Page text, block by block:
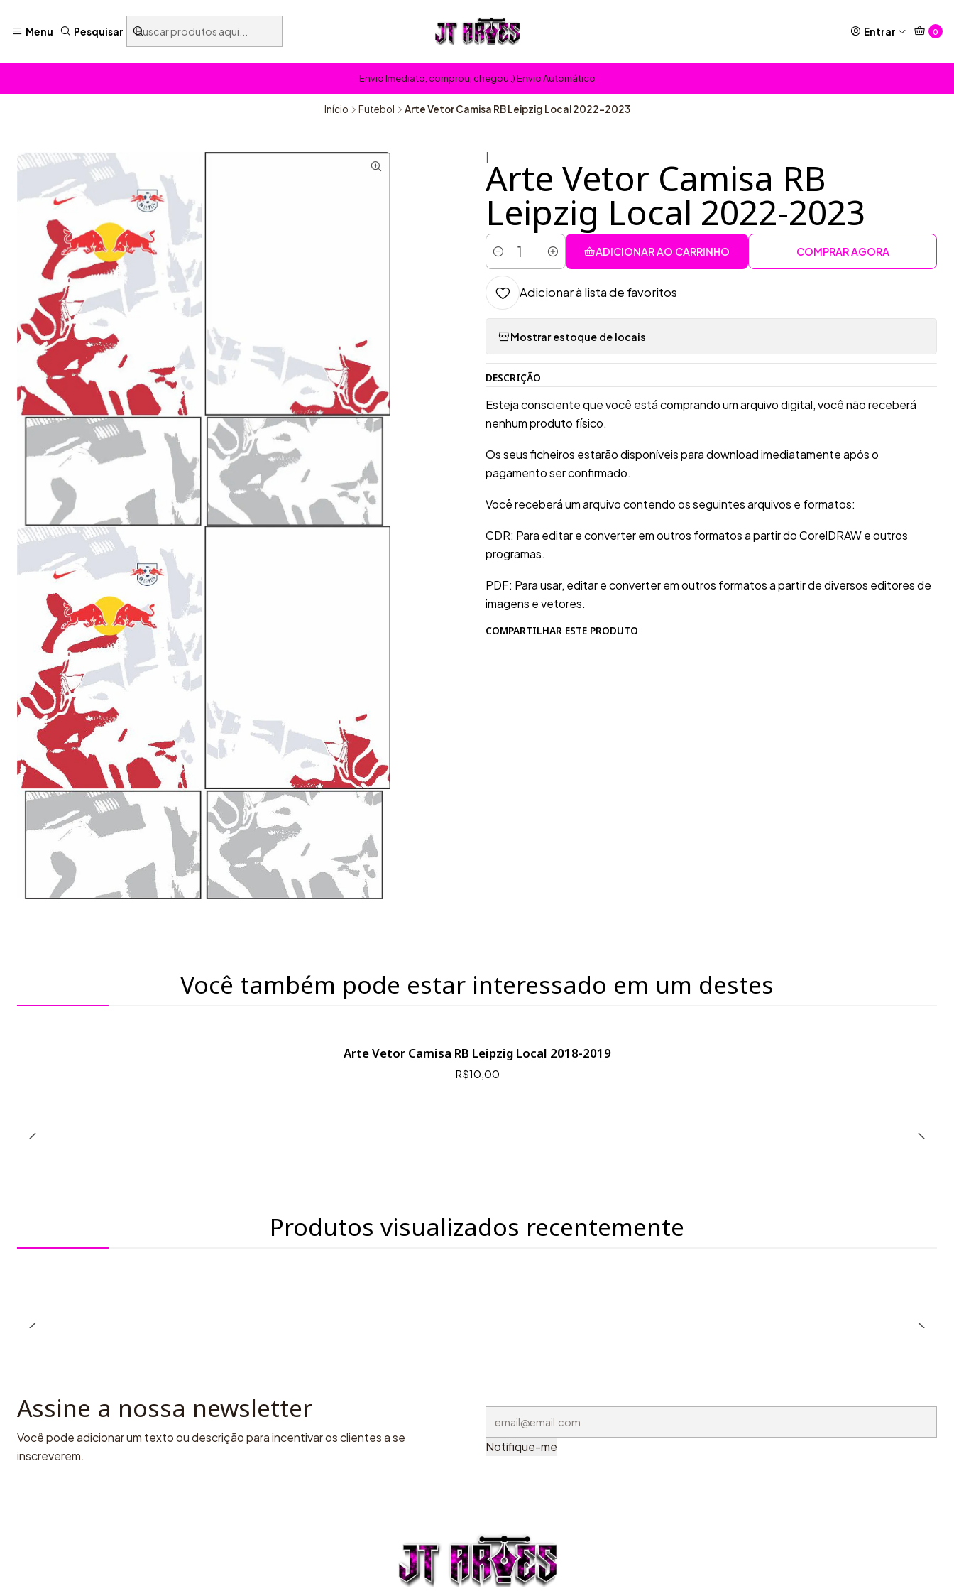
Menu Pesquisar Entrar 0
Envio Imediato, comprou, chegou :) Envio Automático
Início Futebol Arte Vetor Camisa RB Leipzig Local 2022-2023
Arte Vetor Camisa RB
Leipzig Local 2022-2023
Quantidade
ADICIONAR AO CARRINHO COMPRAR AGORA
Adicionar à lista de favoritos
Mostrar estoque de locais
DESCRIÇÃO
Esteja consciente que você está comprando um arquivo digital, você não receberá
nenhum produto físico.
Os seus ficheiros estarão disponíveis para download imediatamente após o
pagamento ser confirmado.
Você receberá um arquivo contendo os seguintes arquivos e formatos:
CDR: Para editar e converter em outros formatos a partir do CorelDRAW e outros
programas.
PDF: Para usar, editar e converter em outros formatos a partir de diversos editores de
imagens e vetores.
COMPARTILHAR ESTE PRODUTO
Você também pode estar interessado em um destes
Arte Vetor Camisa RB Leipzig Local 2018-2019
R$10,00
Produtos visualizados recentemente
Assine a nossa newsletter
Você pode adicionar um texto ou descrição para incentivar os clientes a se
inscreverem.
Notifique-me